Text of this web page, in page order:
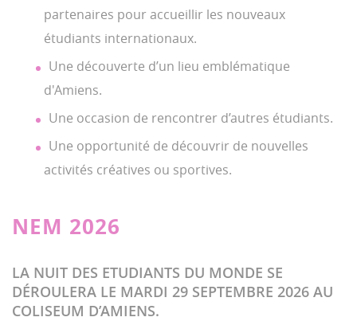
partenaires pour accueillir les nouveaux
étudiants internationaux.
Une découverte d’un lieu emblématique
d'Amiens.
Une occasion de rencontrer d’autres étudiants.
Une opportunité de découvrir de nouvelles
activités créatives ou sportives.
NEM 2026
LA NUIT DES ETUDIANTS DU MONDE SE
DÉROULERA LE MARDI 29 SEPTEMBRE 2026 AU
COLISEUM D’AMIENS.